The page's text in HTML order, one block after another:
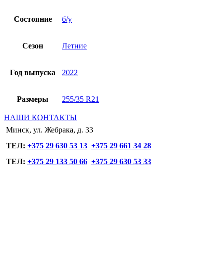
Состояние б/у
Сезон Летние
Год выпуска 2022
Размеры 255/35 R21
НАШИ КОНТАКТЫ
Минск, ул. Жебрака, д. 33
ТЕЛ: +375 29 630 53 13 +375 29 661 34 28
ТЕЛ: +375 29 133 50 66 +375 29 630 53 33